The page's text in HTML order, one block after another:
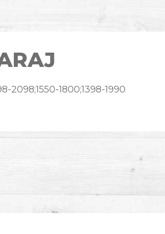
2098;1550-1800;1398-1990